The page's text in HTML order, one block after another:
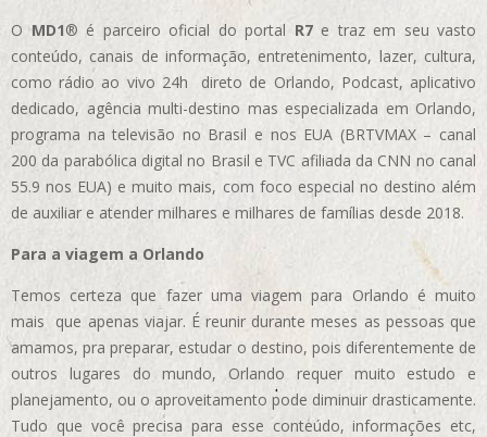
OMD1® é parceiro oficial do portal R7e traz em seu vasto
conteúdo, canais de informação, entretenimento, lazer, cultura,
como rádio ao vivo 24h direto de Orlando, Podcast, aplicativo
dedicado, agência multi-destino mas especializada em Orlando,
programa na televisão no Brasil e nos EUA (BRTVMAX – canal
200 da parabólica digital no Brasil e TVC afiliada da CNN no canal
55.9 nos EUA) e muito mais, com foco especial no destino além
de auxiliar e atender milhares e milhares de famílias desde 2018.
Para a viagem a Orlando
Temos certeza que fazer uma viagem para Orlando é muito
mais que apenas viajar. É reunir durante meses as pessoas que
amamos, pra preparar, estudar o destino, pois diferentemente de
outros lugares do mundo, Orlando requer muito estudo e
planejamento, ou o aproveitamento pode diminuir drasticamente.
Tudo que você precisa para esse conteúdo, informações etc,